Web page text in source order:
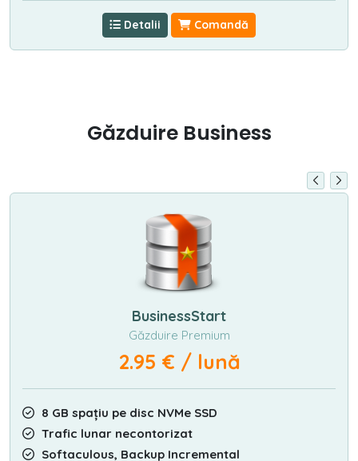
Detalii Comandă
Găzduire Business
BusinessStart
Găzduire Premium
2.95 € / lună
8 GB spațiu pe disc NVMe SSD
Trafic lunar necontorizat
Softaculous, Backup Incremental